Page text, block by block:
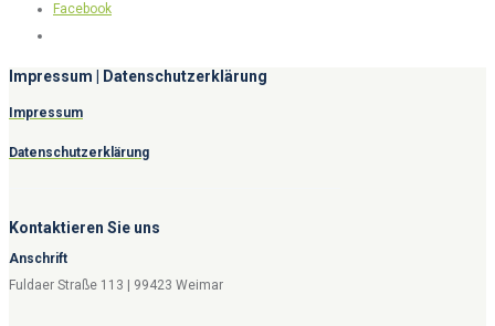
Facebook
Impressum | Datenschutzerklärung
Impressum
Datenschutzerklärung
Kontaktieren Sie uns
Anschrift
Fuldaer Straße 113 | 99423 Weimar